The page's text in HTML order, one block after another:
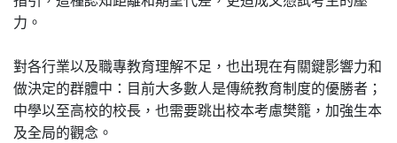
力。
對各行業以及職專教育理解不足，也出現在有關鍵影響力和
做決定的群體中：目前大多數人是傳統教育制度的優勝者；
中學以至高校的校長，也需要跳出校本考慮樊籠，加強生本
及全局的觀念。